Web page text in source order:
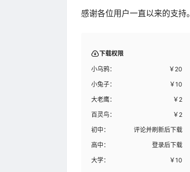
感谢各位用户一直以来的支持。
下载权限
小乌鸦： ￥ 20
小兔子：
￥10
大老鹰：
￥ 2
百灵鸟：
￥ 2
初中：
评论并刷新后下载
高中：
登录后下载
大学：
￥10